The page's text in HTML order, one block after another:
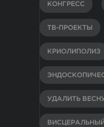
КОНГРЕСС
ТВ-ПРОЕКТЫ
КРИОЛИПОЛИЗ
УДАЛИТЬ